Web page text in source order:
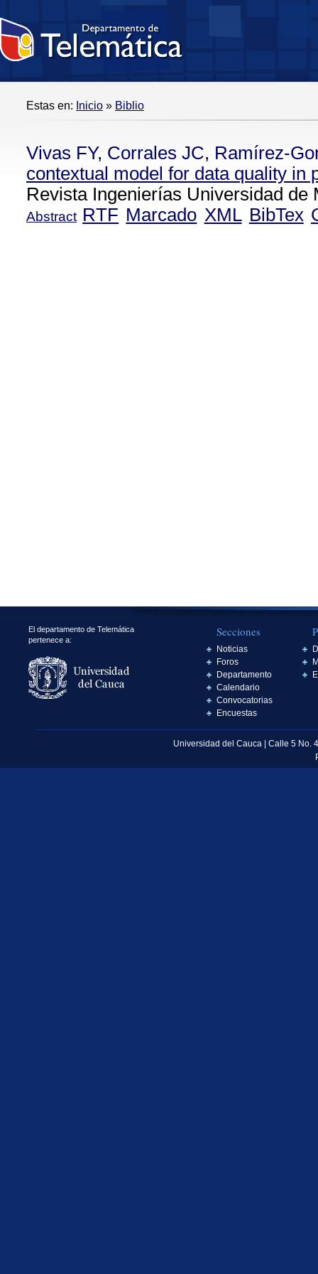
Estas en: Inicio » Biblio
Vivas FY, Corrales JC, Ramírez-
contextual model for data quality in
Revista Ingenierías Universidad de
Abstract RTF Marcado XML BibTex
El departamento de Telemática
pertenece a:
Secciones
Noticias
Foros
Departamento
Calendario
Convocatorias
Encuestas
Universidad del Cauca | Calle 5 No.